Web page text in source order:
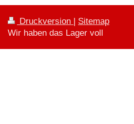
Druckversion
Sitemap
Wir haben das Lager voll